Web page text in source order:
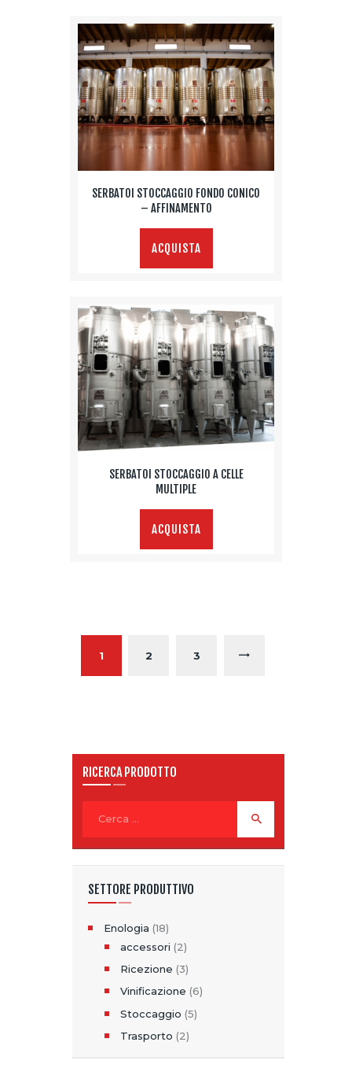
SERBATOI STOCCAGGIO FONDO CONICO
– AFFINAMENTO
ACQUISTA
SERBATOI STOCCAGGIO A CELLE
MULTIPLE
ACQUISTA
1 2 3
RICERCA PRODOTTO
SETTORE PRODUTTIVO
Enologia (18)
accessori (2)
Ricezione (3)
Vinificazione (6)
Stoccaggio (5)
Trasporto (2)